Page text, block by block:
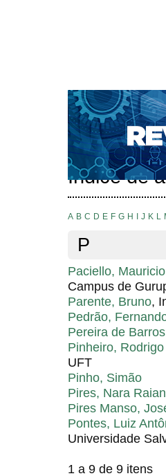
CAPA SOBRE
NOTÍCIAS
AUTORES
Capa> Pesquisa>
Índice de
A B C D E F G H J K L
P
Paciello,
Campus de
Parente, Bruno,
Pedrão,
Pereira de
Pinheiro,
UFT
Pinho, Simão
Pires, Nara
Pires Manso,
Pontes, Luiz
Universidade
1 a 9 de 9 itens